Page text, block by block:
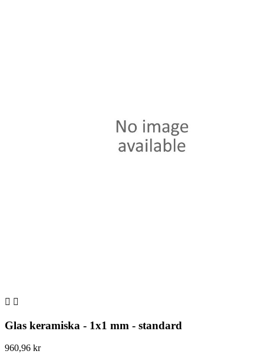
 
Glas keramiska - 1x1 mm - standard
960,96 kr